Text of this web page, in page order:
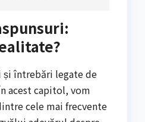
întrebări legate de
acest capitol, vom
cele mai frecvente